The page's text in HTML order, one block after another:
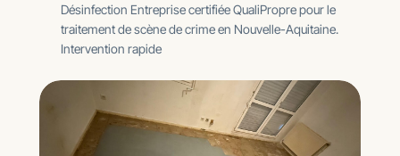
Désinfection Entreprise certifiée QualiPropre pour le
traitement de scène de crime en Nouvelle-Aquitaine.
Intervention rapide